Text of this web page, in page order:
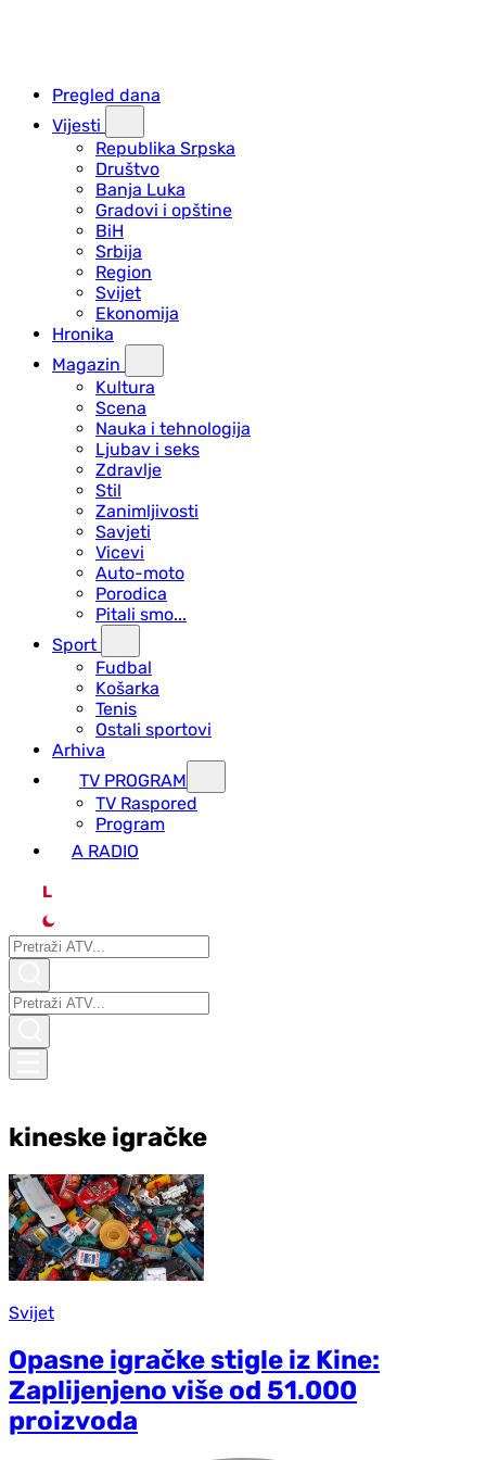
Pregled dana
Vijesti
Republika Srpska
Društvo
Banja Luka
Gradovi i opštine
BiH
Srbija
Region
Svijet
Ekonomija
Hronika
Magazin
Kultura
Scena
Nauka i tehnologija
Ljubav i seks
Zdravlje
Stil
Zanimljivosti
Savjeti
Vicevi
Auto-moto
Porodica
Pitali smo...
Sport
Fudbal
Košarka
Tenis
Ostali sportovi
Arhiva
TV PROGRAM
ТV Raspored
Program
A RADIO
L
kineske igračke
Svijet
Opasne igračke stigle iz Kine:
Zaplijenjeno više od 51.000
proizvoda